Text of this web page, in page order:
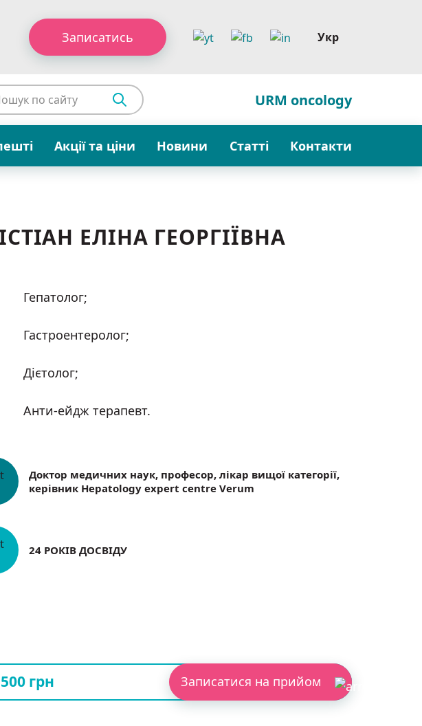
Записатись Укр
URM oncology
Акції та ціни Новини Статті Контакти
ЕЛІНА ГЕОРГІЇВНА
Гепатолог;
Гастроентеролог;
Дієтолог;
Анти-ейдж терапевт.
Доктор медичних наук, професор, лікар вищої категорії,
керівник Hepatology expert centre Verum
24 РОКІВ ДОСВІДУ
грн Записатися на прийом